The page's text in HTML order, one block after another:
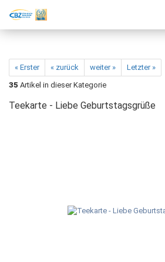
« Erster « zurück weiter »
Letzter »
35 Artikel in dieser Kategorie
Teekarte - Liebe Geburtstagsgrüße